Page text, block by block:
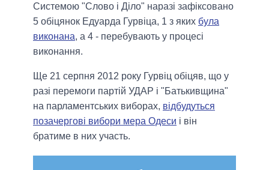
Системою "Слово і Діло" наразі зафіксовано
5 обіцянок Едуарда Гурвіца, 1 з яких була
виконана, а 4 - перебувають у процесі
виконання.
Ще 21 серпня 2012 року Гурвіц обіцяв, що у
разі перемоги партій УДАР і "Батькивщина"
на парламентських виборах, відбудуться
позачергові вибори мера Одеси і він
братиме в них участь.